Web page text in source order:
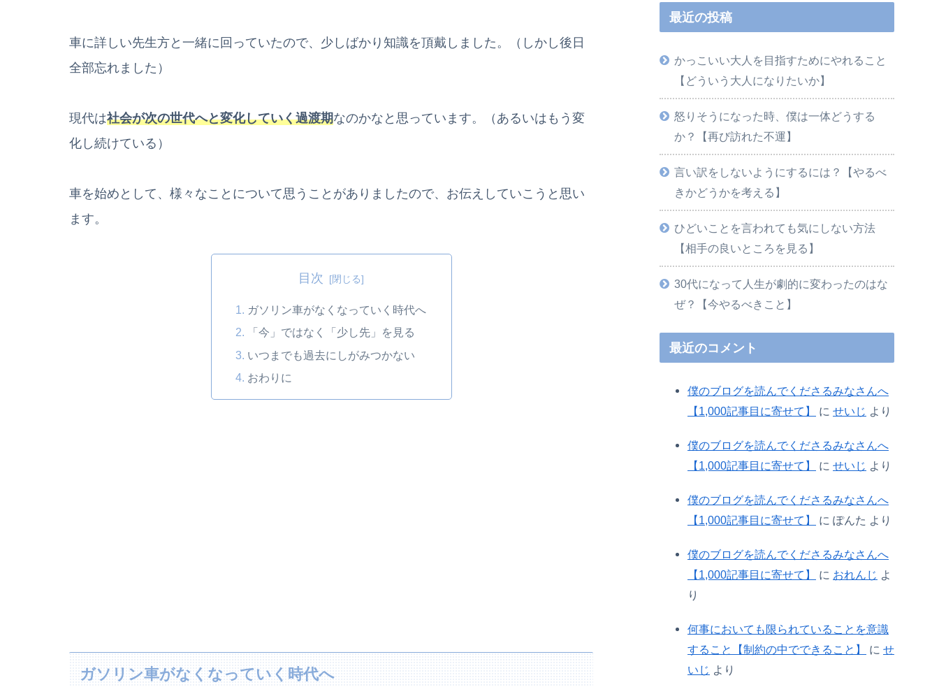
車に詳しい先生方と一緒に回っていたので、少しばかり知識を頂戴しました。（しかし後日
全部忘れました）
現代は社会が次の世代へと変化していく過渡期なのかなと思っています。（あるいはもう変
化し続けている）
車を始めとして、様々なことについて思うことがありましたので、お伝えしていこうと思い
ます。
目次
ガソリン車がなくなっていく時代へ
「今」ではなく「少し先」を見る
いつまでも過去にしがみつかない
おわりに
ガソリン車がなくなっていく時代へ
最近の投稿
かっこいい大人を目指すためにやれること
【どういう大人になりたいか】
怒りそうになった時、僕は一体どうする
か？【再び訪れた不運】
言い訳をしないようにするには？【やるべ
きかどうかを考える】
ひどいことを言われても気にしない方法
【相手の良いところを見る】
30代になって人生が劇的に変わったのはな
ぜ？【今やるべきこと】
最近のコメント
僕のブログを読んでくださるみなさんへ
【1,000記事目に寄せて】
に せいじ より
僕のブログを読んでくださるみなさんへ
【1,000記事目に寄せて】
に せいじ より
僕のブログを読んでくださるみなさんへ
【1,000記事目に寄せて】
に ぽんた より
僕のブログを読んでくださるみなさんへ
【1,000記事目に寄せて】
に おれんじ よ
り
何事においても限られていることを意識
すること【制約の中でできること】
に せ
いじ より